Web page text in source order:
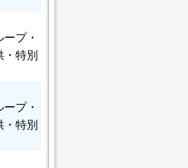
ープ・
特別
ープ・
特別